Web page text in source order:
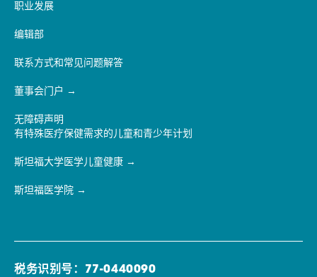
职业发展
编辑部
联系方式和常见问题解答
董事会门户
无障碍声明
有特殊医疗保健需求的儿童和青少年计划
斯坦福大学医学儿童健康
斯坦福医学院
税务识别号：77-0440090